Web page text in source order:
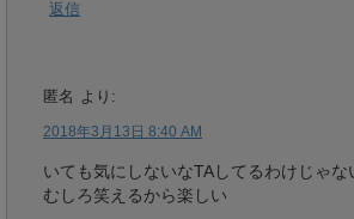
返信
匿名 より:
2018年3月13日 8:40 AM
いても気にしないなTAしてるわけじゃな
むしろ笑えるから楽しい